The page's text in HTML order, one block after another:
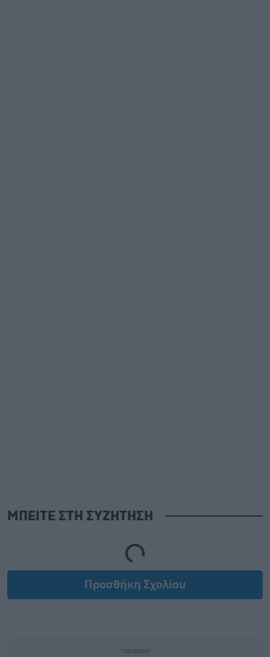
ΜΠΕΙΤΕ ΣΤΗ ΣΥΖΗΤΗΣΗ
Loading...
Προσθήκη Σχολίου